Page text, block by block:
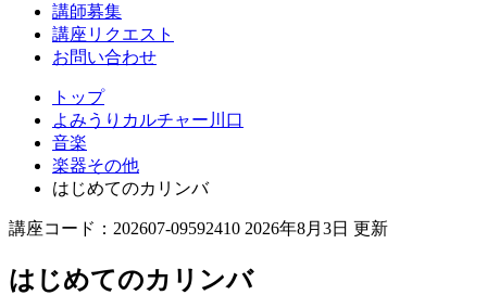
講師募集
講座リクエスト
お問い合わせ
トップ
よみうりカルチャー川口
音楽
楽器その他
はじめてのカリンバ
講座コード：202607-09592410 2026年8月3日 更新
はじめてのカリンバ